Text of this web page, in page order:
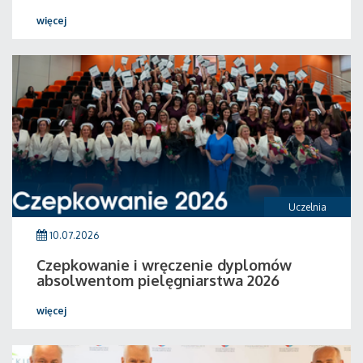
więcej
Uczelnia
10.07.2026
Czepkowanie i wręczenie dyplomów
absolwentom pielęgniarstwa 2026
więcej